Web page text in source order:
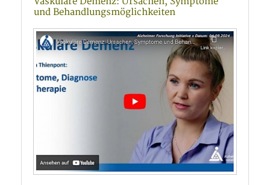
und Behandlungsmöglichkeiten